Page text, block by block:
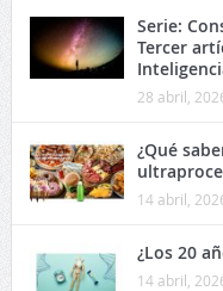
Serie:
Tercer
28 abril,
¿Qué
14 abril,
¿Los 20
14 abril,